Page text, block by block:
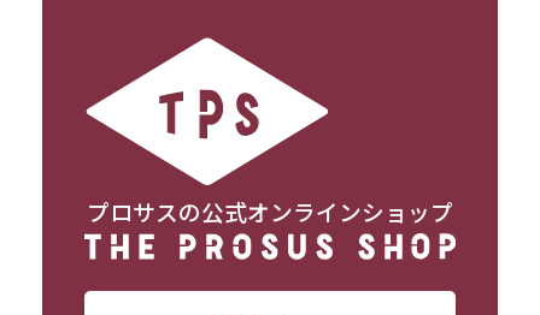
プロサスの公式オンラインショップ